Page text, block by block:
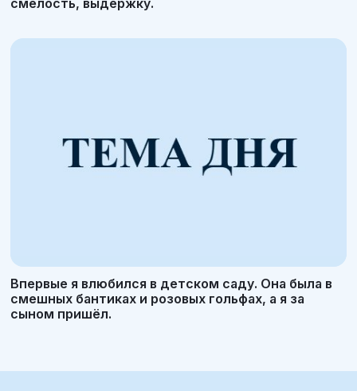
Впервые я влюбился в детском саду. Она была в
смешных бантиках и розовых гольфах, а я за
сыном пришёл.